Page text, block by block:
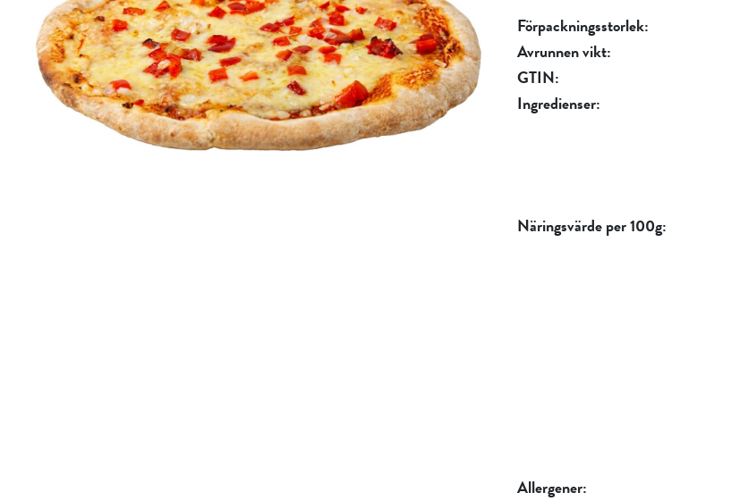
Förpackningsstorlek:
Avrunnen vikt:
GTIN:
Ingredienser:
Näringsvärde per 100g:
Allergener: